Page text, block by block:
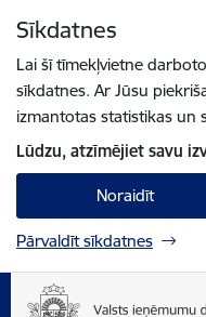
Sīkdatnes
Lai šī tīmekļvietne
sīkdatnes. Ar Jūsu
izmantotas statistikas un
Lūdzu, atzīmējiet savu
Noraidīt
Pārvaldīt sīkdatnes